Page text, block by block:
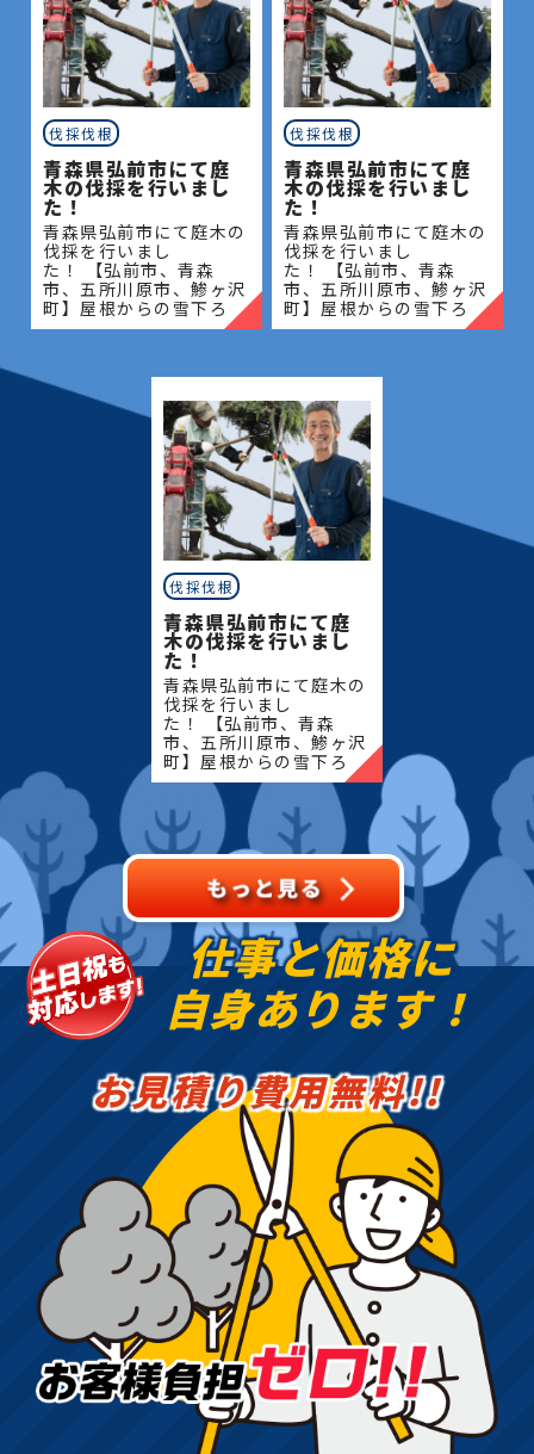
伐採伐根
青森県弘前市にて庭
木の伐採を行いまし
た！
青森県弘前市にて庭木の
伐採を行いまし
た！ 【弘前市、青森
市、五所川原市、鯵ヶ沢
町】屋根からの雪下ろ
し・除雪・排雪などの作
定・草刈りなどのお庭の
こと、造園・
伐採伐根
青森県弘前市にて庭
木の伐採を行いまし
た！
青森県弘前市にて庭木の
伐採を行いまし
た！ 【弘前市、青森
市、五所川原市、鯵ヶ沢
町】屋根からの雪下ろ
し・除雪・排雪などの作
定・草刈りなどのお庭の
こと、造園・
伐採伐根
青森県弘前市にて庭
木の伐採を行いまし
た！
青森県弘前市にて庭木の
伐採を行いまし
た！ 【弘前市、青森
市、五所川原市、鯵ヶ沢
町】屋根からの雪下ろ
し・除雪・排雪などの作
業もお任せください！地
域密着で伐採・抜根・剪
定・草刈りなどのお庭の
こと、造園・
仕事と価格に
自身あります！
お見積り費用無料!!